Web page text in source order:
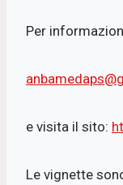
Per
e visita il sito:
Le vignette